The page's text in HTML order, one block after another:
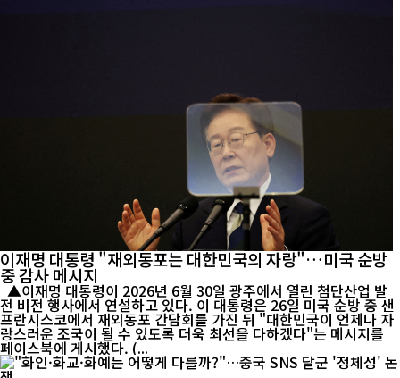
이재명 대통령 "재외동포는 대한민국의 자랑"…미국 순방
중 감사 메시지
▲이재명 대통령이 2026년 6월 30일 광주에서 열린 첨단산업 발
전 비전 행사에서 연설하고 있다. 이 대통령은 26일 미국 순방 중 샌
프란시스코에서 재외동포 간담회를 가진 뒤 "대한민국이 언제나 자
랑스러운 조국이 될 수 있도록 더욱 최선을 다하겠다"는 메시지를
페이스북에 게시했다. (...